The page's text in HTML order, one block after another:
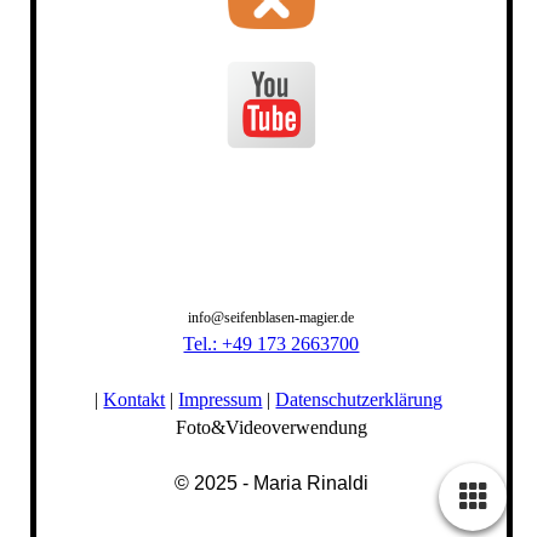
info@seifenblasen-magier.de
Tel.: +49 173 2663700
|Kontakt |Impressum |Datenschutzerklärung
Foto&Videoverwendung
© 2025 - Maria Rinaldi